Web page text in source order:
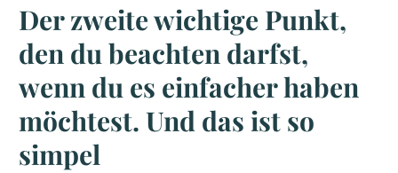
Der zweite wichtige Punkt,
den du beachten darfst,
wenn du es einfacher haben
möchtest. Und das ist so
simpel